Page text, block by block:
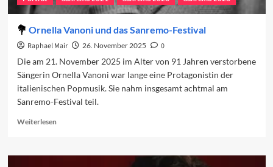
Ornella Vanoni und das Sanremo-Festival
Raphael Mair 26. November 2025
0
Die am 21. November 2025 im Alter von 91 Jahren verstorbene
Sängerin Ornella Vanoni war lange eine Protagonistin der
italienischen Popmusik. Sie nahm insgesamt achtmal am
Sanremo-Festival teil.
WeiterlesenRead
Ornella